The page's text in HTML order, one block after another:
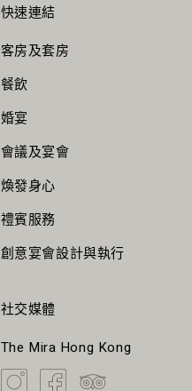
快速連結
客房及套房
餐飲
婚宴
會議及宴會
煥發身心
禮賓服務
創意宴會設計與執行
社交媒體
The Mira Hong Kong